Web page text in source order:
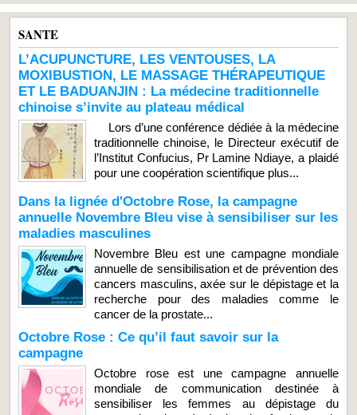
SANTE
L’ACUPUNCTURE, LES VENTOUSES, LA
MOXIBUSTION, LE MASSAGE THÉRAPEUTIQUE
ET LE BADUANJIN : La médecine traditionnelle
chinoise s’invite au plateau médical
Lors d’une conférence dédiée à la médecine
traditionnelle chinoise, le Directeur exécutif de
l’Institut Confucius, Pr Lamine Ndiaye, a plaidé
pour une coopération scientifique plus...
Dans la lignée d'Octobre Rose, la campagne
annuelle Novembre Bleu vise à sensibiliser sur les
maladies masculines
Novembre Bleu est une campagne mondiale
annuelle de sensibilisation et de prévention des
cancers masculins, axée sur le dépistage et la
recherche pour des maladies comme le
cancer de la prostate...
Octobre Rose : Ce qu’il faut savoir sur la
campagne
Octobre rose est une campagne annuelle
mondiale de communication destinée à
sensibiliser les femmes au dépistage du